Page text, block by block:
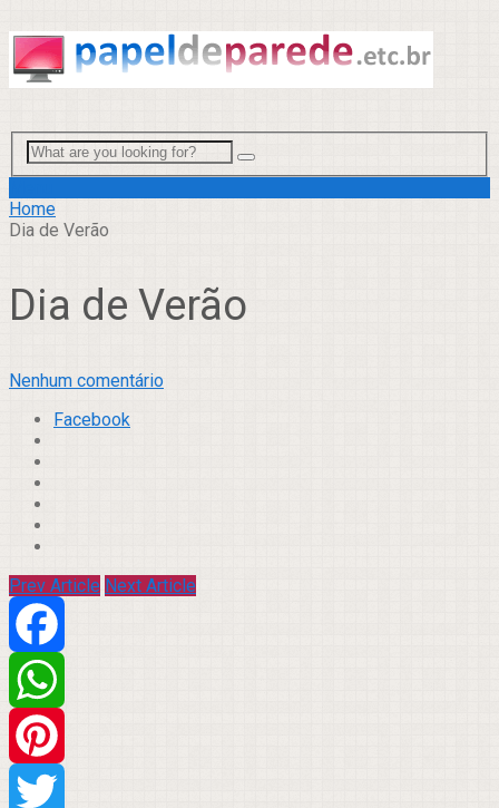
Home
Dia de Verão
Dia de Verão
Nenhum comentário
Facebook
Prev Article Next Article
Facebook
WhatsApp
Pinterest